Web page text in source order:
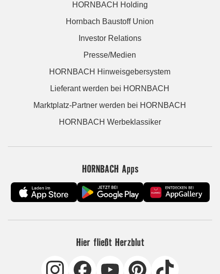
HORNBACH Holding
Hornbach Baustoff Union
Investor Relations
Presse/Medien
HORNBACH Hinweisgebersystem
Lieferant werden bei HORNBACH
Marktplatz-Partner werden bei HORNBACH
HORNBACH Werbeklassiker
HORNBACH Apps
Hier fließt Herzblut